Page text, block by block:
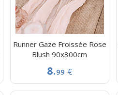
Runner Gaze Froissée Rose
Blush 90x300cm
8.99 €